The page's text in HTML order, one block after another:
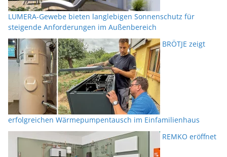
LUMERA-Gewebe bieten langlebigen Sonnenschutz für
steigende Anforderungen im Außenbereich
BRÖTJE zeigt
erfolgreichen Wärmepumpentausch im Einfamilienhaus
REMKO eröffnet